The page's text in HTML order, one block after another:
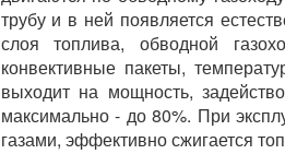
трубу и в ней появляется
слоя топлива, обводной
конвективные пакеты,
выходит на мощность,
максимально - до 80%. При
газами, эффективно сжигается